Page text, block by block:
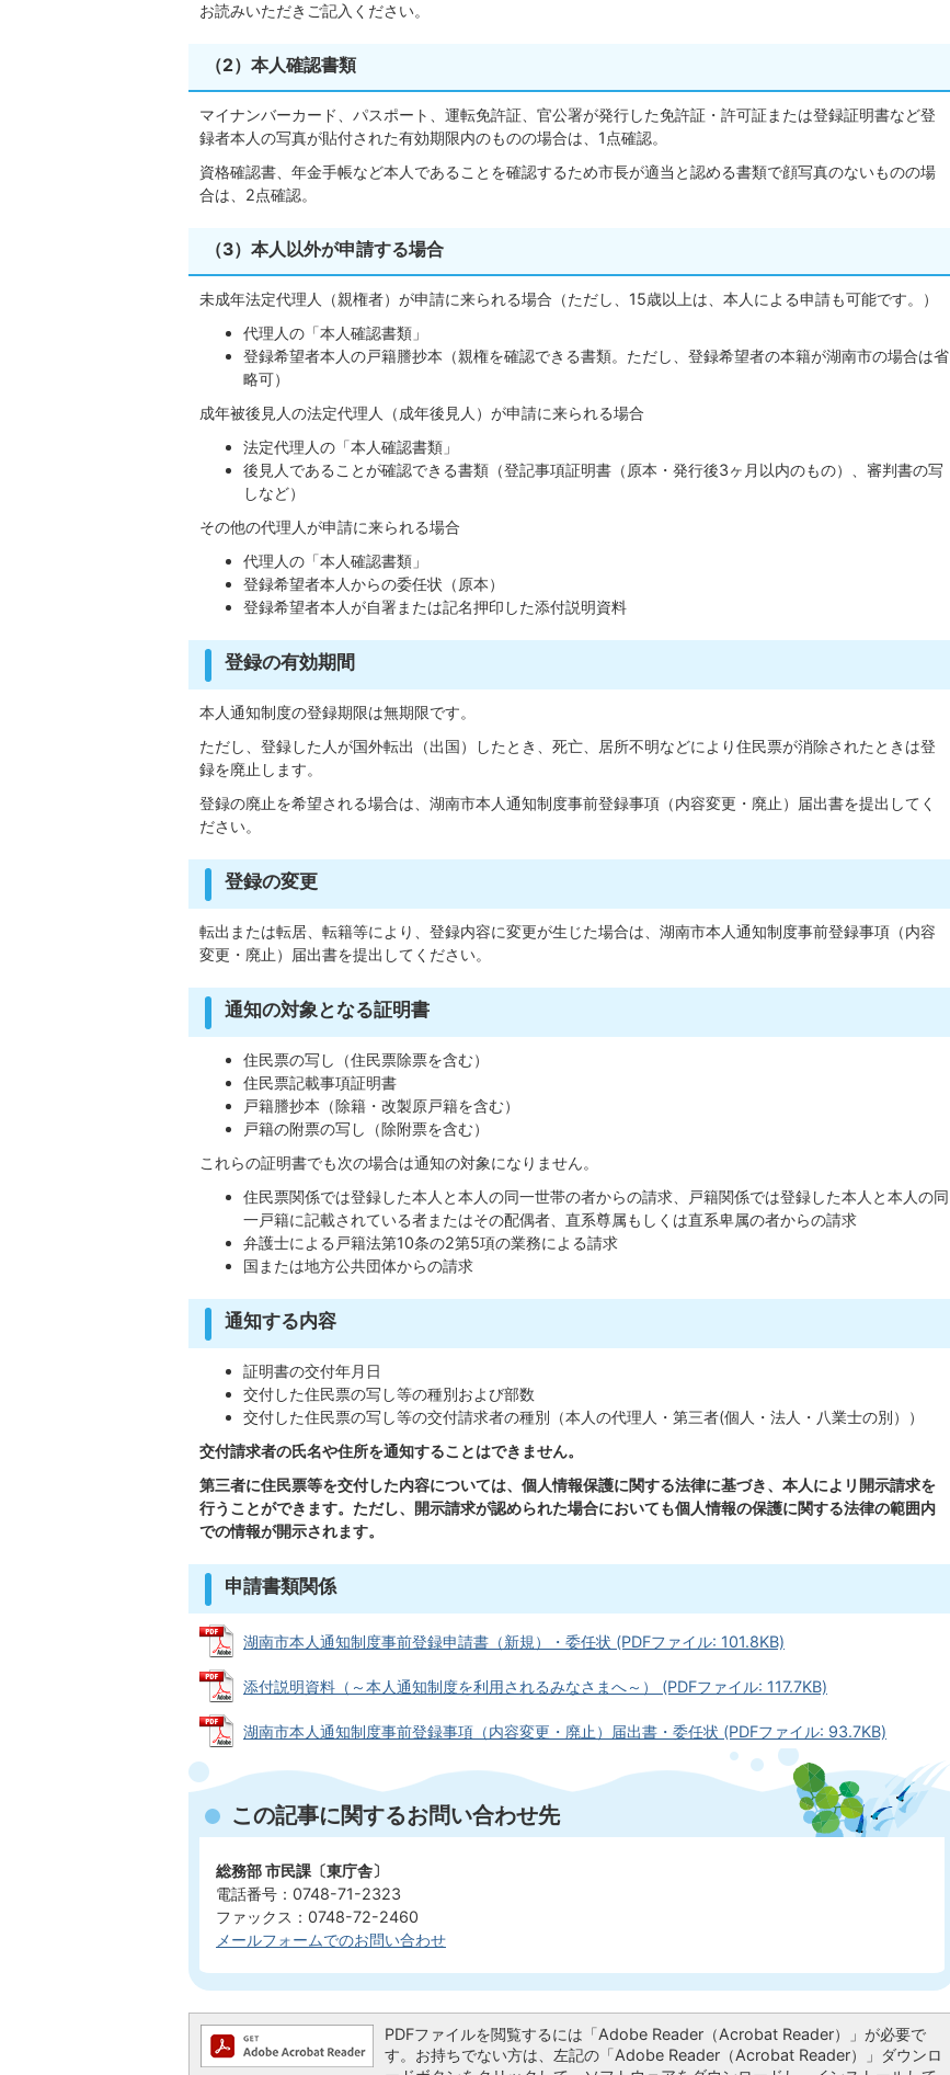
お読みいただきご記入ください。
（2）本人確認書類
マイナンバーカード、パスポート、運転免許証、官公署が発行した免許証・許可証または登録証明書など登
録者本人の写真が貼付された有効期限内のものの場合は、1点確認。
資格確認書、年金手帳など本人であることを確認するため市長が適当と認める書類で顔写真のないものの場
合は、2点確認。
（3）本人以外が申請する場合
未成年法定代理⼈（親権者）が申請に来られる場合（ただし、15歳以上は、本⼈による申請も可能です。）
代理人の「本人確認書類」
登録希望者本人の戸籍謄抄本（親権を確認できる書類。ただし、登録希望者の本籍が湖南市の場合は省
略可）
成年被後見人の法定代理人（成年後見人）が申請に来られる場合
法定代理⼈の「本人確認書類」
後見人であることが確認できる書類（登記事項証明書（原本・発行後3ヶ月以内のもの）、審判書の写
しなど）
その他の代理⼈が申請に来られる場合
代理人の「本⼈確認書類」
登録希望者本人からの委任状（原本）
登録希望者本人が自署または記名押印した添付説明資料
登録の有効期間
本人通知制度の登録期限は無期限です。
ただし、登録した人が国外転出（出国）したとき、死亡、居所不明などにより住民票が消除されたときは登
録を廃止します。
登録の廃止を希望される場合は、湖南市本人通知制度事前登録事項（内容変更・廃止）届出書を提出してく
ださい。
登録の変更
転出または転居、転籍等により、登録内容に変更が生じた場合は、湖南市本人通知制度事前登録事項（内容
変更・廃止）届出書を提出してください。
通知の対象となる証明書
住民票の写し（住民票除票を含む）
住民票記載事項証明書
戸籍謄抄本（除籍・改製原戸籍を含む）
戸籍の附票の写し（除附票を含む）
これらの証明書でも次の場合は通知の対象になりません。
住民票関係では登録した本人と本人の同一世帯の者からの請求、戸籍関係では登録した本人と本人の同
一戸籍に記載されている者またはその配偶者、直系尊属もしくは直系卑属の者からの請求
弁護士による戸籍法第10条の2第5項の業務による請求
国または地方公共団体からの請求
通知する内容
証明書の交付年月日
交付した住民票の写し等の種別および部数
交付した住民票の写し等の交付請求者の種別（本人の代理人・第三者(個人・法人・八業士の別））
交付請求者の氏名や住所を通知することはできません。
第三者に住民票等を交付した内容については、個人情報保護に関する法律に基づき、本人によリ開示請求を
行うことができます。ただし、開示請求が認められた場合においても個人情報の保護に関する法律の範囲内
での情報が開示されます。
申請書類関係
湖南市本人通知制度事前登録申請書（新規）・委任状 (PDFファイル: 101.8KB)
添付説明資料（～本人通知制度を利用されるみなさまへ～） (PDFファイル: 117.7KB)
湖南市本人通知制度事前登録事項（内容変更・廃止）届出書・委任状 (PDFファイル: 93.7KB)
この記事に関するお問い合わせ先
総務部 市民課〔東庁舎〕
電話番号：0748-71-2323
ファックス：0748-72-2460
メールフォームでのお問い合わせ
PDFファイルを閲覧するには「Adobe Reader（Acrobat Reader）」が必要で
す。お持ちでない方は、左記の「Adobe Reader（Acrobat Reader）」ダウンロ